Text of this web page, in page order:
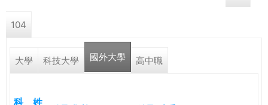
際．
e
h
104
大學 科技大學 國外大學 高中職
科
姓